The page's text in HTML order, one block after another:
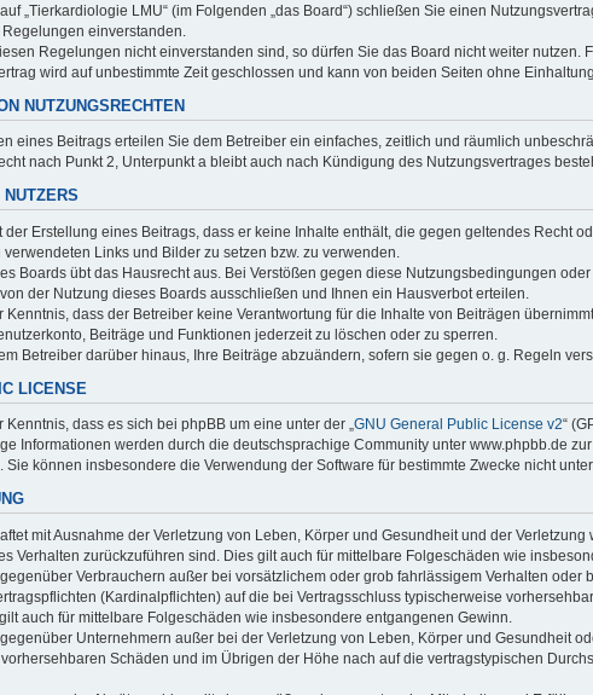
„Tierkardiologie LMU“ (im Folgenden „das Board“) schließen Sie einen
einverstanden.
Regelungen nicht einverstanden sind, so dürfen Sie das Board nicht weiter
wird auf unbestimmte Zeit geschlossen und kann von beiden Seiten ohne
NUTZUNGSRECHTEN
eines Beitrags erteilen Sie dem Betreiber ein einfaches, zeitlich und räumlich
nach Punkt 2, Unterpunkt a bleibt auch nach Kündigung des Nutzungsvertrages
der Erstellung eines Beitrags, dass er keine Inhalte enthält, die gegen geltendes Recht
Links und Bilder zu setzen bzw. zu verwenden.
Boards übt das Hausrecht aus. Bei Verstößen gegen diese Nutzungsbedingungen
der Nutzung dieses Boards ausschließen und Ihnen ein Hausverbot erteilen.
Kenntnis, dass der Betreiber keine Verantwortung für die Inhalte von Beiträgen
Beiträge und Funktionen jederzeit zu löschen oder zu sperren.
Betreiber darüber hinaus, Ihre Beiträge abzuändern, sofern sie gegen o. g. Regeln
LICENSE
Kenntnis, dass es sich bei phpBB um eine unter der „GNU General Public License v2“
Informationen werden durch die deutschsprachige Community unter www.phpbb.de
Sie können insbesondere die Verwendung der Software für bestimmte Zwecke nicht
mit Ausnahme der Verletzung von Leben, Körper und Gesundheit und der
Verhalten zurückzuführen sind. Dies gilt auch für mittelbare Folgeschäden wie
Verbrauchern außer bei vorsätzlichem oder grob fahrlässigem Verhalten
(Kardinalpflichten) auf die bei Vertragsschluss typischerweise
auch für mittelbare Folgeschäden wie insbesondere entgangenen Gewinn.
Unternehmern außer bei der Verletzung von Leben, Körper und Gesundheit
Schäden und im Übrigen der Höhe nach auf die vertragstypischen